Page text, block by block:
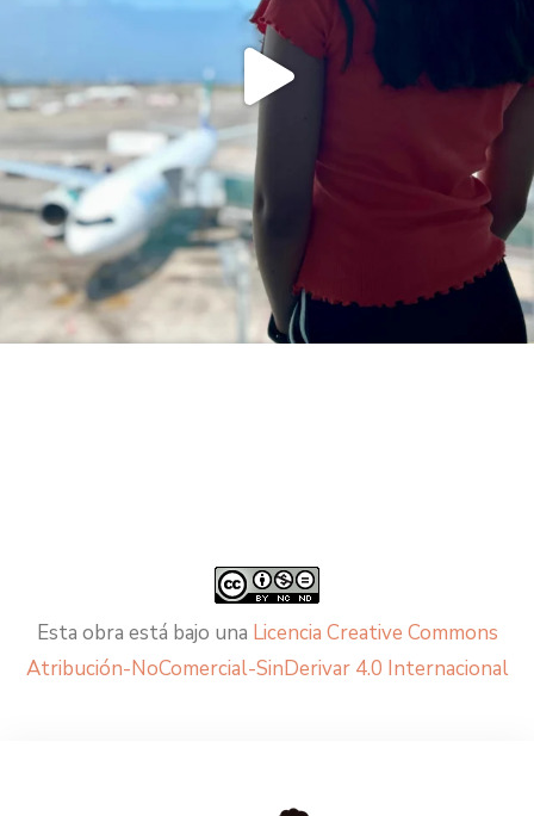
Esta obra está bajo una Licencia Creative Commons
Atribución-NoComercial-SinDerivar 4.0 Internacional